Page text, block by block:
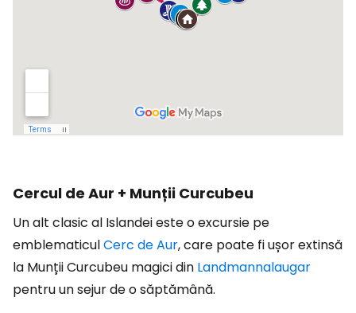
Cercul de Aur + Munții Curcubeu
Un alt clasic al Islandei este o excursie pe
emblematiculCerc de Aur, care poate fi ușor extinsă
la Munții Curcubeu magici din Landmannalaugar
pentru un sejur de o săptămână.